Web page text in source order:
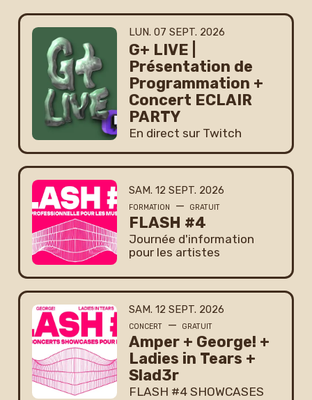
LUNDI
LUN. 07 SEPTEMBRE
SEPT. 2026
G+ LIVE |
Présentation de
Programmation +
Concert ECLAIR
PARTY
En direct sur Twitch
SAMEDI
SAM. 12 SEPTEMBRE
SEPT. 2026
FORMATION — GRATUIT
FLASH #4
Journée d'information
pour les artistes
SAMEDI
SAM. 12 SEPTEMBRE
SEPT. 2026
CONCERT — GRATUIT
Amper + George! +
Ladies in Tears +
Slad3r
FLASH #4 SHOWCASES